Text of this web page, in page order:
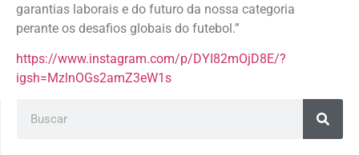
garantias laborais e do futuro da nossa categoria
perante os desafios globais do futebol.”
https://www.instagram.com/p/DYI82mOjD8E/?
igsh=MzlnOGs2amZ3eW1s